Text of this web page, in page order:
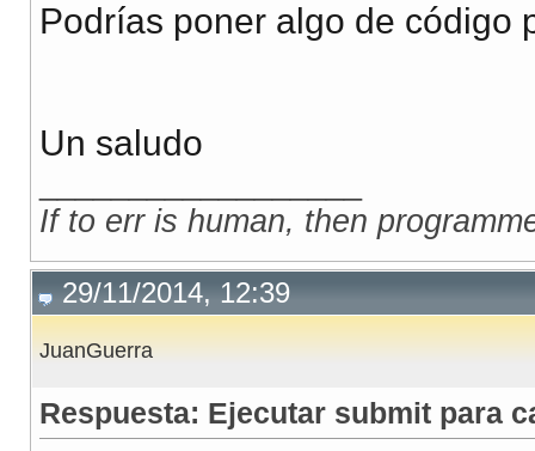
Podrías poner algo de código
Un saludo
If to err is human, then
29/11/2014, 12:39
JuanGuerra
Respuesta: Ejecutar submit para